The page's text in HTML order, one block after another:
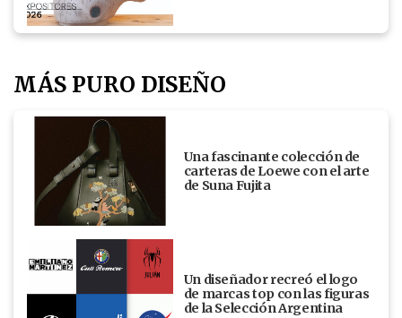
MÁS PURO DISEÑO
Una fascinante colección de
carteras de Loewe con el arte
de Suna Fujita
Un diseñador recreó el logo
de marcas top con las figuras
de la Selección Argentina